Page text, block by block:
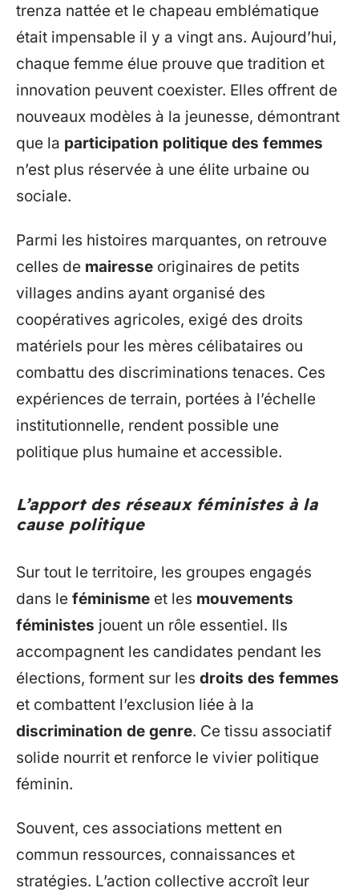
trenza nattée et le chapeau emblématique
était impensable il y a vingt ans. Aujourd’hui,
chaque femme élue prouve que tradition et
innovation peuvent coexister. Elles offrent de
nouveaux modèles à la jeunesse, démontrant
que la participation politique des femmes
n’est plus réservée à une élite urbaine ou
sociale.
Parmi les histoires marquantes, on retrouve
celles de mairesse originaires de petits
villages andins ayant organisé des
coopératives agricoles, exigé des droits
matériels pour les mères célibataires ou
combattu des discriminations tenaces. Ces
expériences de terrain, portées à l’échelle
institutionnelle, rendent possible une
politique plus humaine et accessible.
L’apport des réseaux féministes à la
cause politique
Sur tout le territoire, les groupes engagés
dans le féminisme et les mouvements
féministes jouent un rôle essentiel. Ils
accompagnent les candidates pendant les
élections, forment sur les droits des femmes
et combattent l’exclusion liée à la
discrimination de genre. Ce tissu associatif
solide nourrit et renforce le vivier politique
féminin.
Souvent, ces associations mettent en
commun ressources, connaissances et
stratégies. L’action collective accroît leur